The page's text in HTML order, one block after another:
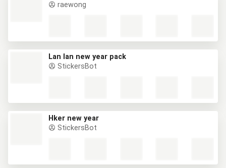
raewong
Lan lan new year pack
StickersBot
Hker new year
StickersBot